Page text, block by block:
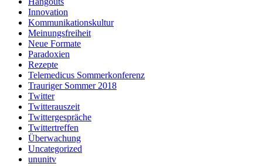
Innovation
Kommunikationskultur
Meinungsfreiheit
Neue Formate
Paradoxien
Rezepte
Telemedicus Sommerkonferenz
Trauriger Sommer 2018
Twitter
Twitterauszeit
Twittergespräche
Twittertreffen
Überwachung
Uncategorized
ununitv